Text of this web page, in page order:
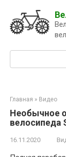
контенту
Главная » Видео
Необычное
велосипеда
16.11.2020